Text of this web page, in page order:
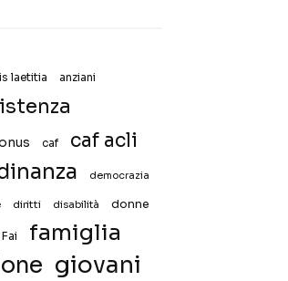
laetitia anziani
caf caf acli
democrazia
diritti disabilità donne
Fai famiglia
giovani